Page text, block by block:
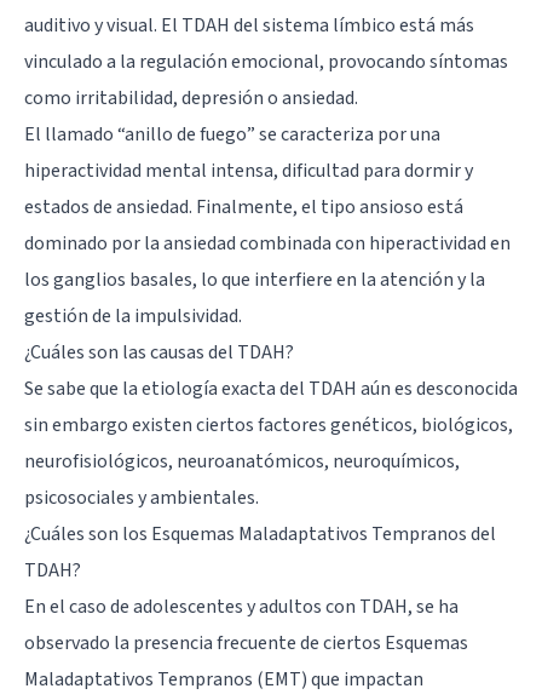
auditivo y visual. El TDAH del sistema límbico está más
vinculado a la regulación emocional, provocando síntomas
como irritabilidad, depresión o ansiedad.
El llamado “anillo de fuego” se caracteriza por una
hiperactividad mental intensa, dificultad para dormir y
estados de ansiedad. Finalmente, el tipo ansioso está
dominado por la ansiedad combinada con hiperactividad en
los ganglios basales, lo que interfiere en la atención y la
gestión de la impulsividad.
¿Cuáles son las causas del TDAH?
Se sabe que la etiología exacta del TDAH aún es desconocida
sin embargo existen ciertos factores genéticos, biológicos,
neurofisiológicos, neuroanatómicos, neuroquímicos,
psicosociales y ambientales.
¿Cuáles son los Esquemas Maladaptativos Tempranos del
TDAH?
En el caso de adolescentes y adultos con TDAH, se ha
observado la presencia frecuente de ciertos Esquemas
Maladaptativos Tempranos (EMT) que impactan